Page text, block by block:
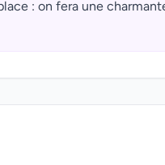
: on fera une